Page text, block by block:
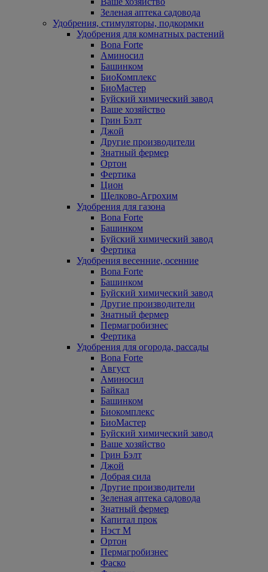
Зеленая аптека садовода
Удобрения, стимуляторы, подкормки
Удобрения для комнатных растений
Bona Forte
Аминосил
Башинком
БиоКомплекс
БиоМастер
Буйский химический завод
Ваше хозяйство
Грин Бэлт
Джой
Другие производители
Знатный фермер
Ортон
Фертика
Цион
Щелково-Агрохим
Удобрения для газона
Bona Forte
Башинком
Буйский химический завод
Фертика
Удобрения весенние, осенние
Bona Forte
Башинком
Буйский химический завод
Другие производители
Знатный фермер
Пермагробизнес
Фертика
Удобрения для огорода, рассады
Bona Forte
Август
Аминосил
Байкал
Башинком
Биокомплекс
БиоМастер
Буйский химический завод
Ваше хозяйство
Грин Бэлт
Джой
Добрая сила
Другие производители
Зеленая аптека садовода
Знатный фермер
Капитал прок
Нэст М
Ортон
Пермагробизнес
Фаско